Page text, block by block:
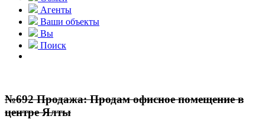
Агенты
Ваши объекты
Вы
Поиск
№692 Продажа: Продам офисное помещение в
центре Ялты